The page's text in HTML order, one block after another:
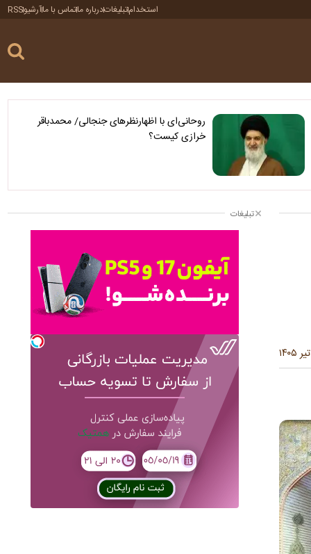
استخدامتبلیغاتدرباره ماتماس با ماآرشیوRSS
روحانی‌ای با اظهارنظرهای جنجالی/ محمدباقر
خرازی کیست؟
تبلیغات